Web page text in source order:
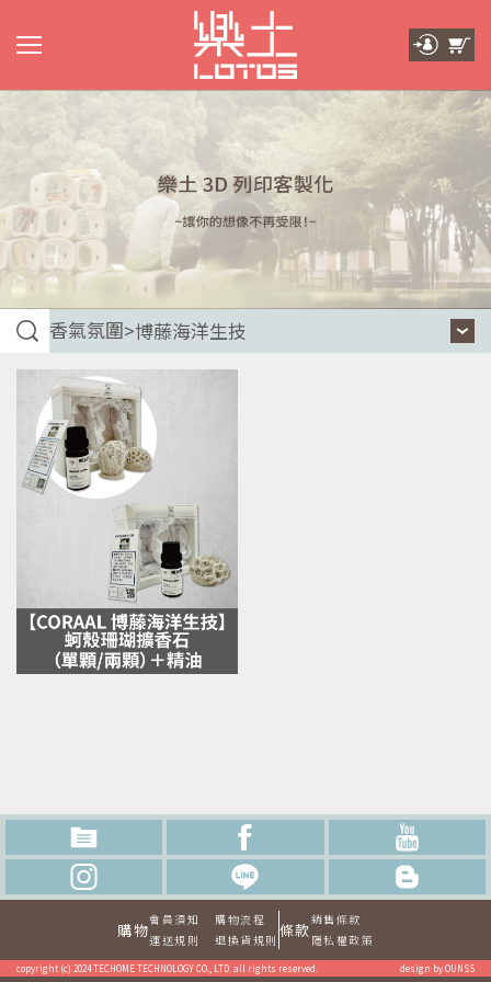
香氣氛圍>博藤海洋生技
博藤海洋生技
購物會員須知
購物流程
運送規則
退換貨規則 條款銷售條款
隱私權政策
copyright (c) 2024 TECHOME TECHNOLOGY CO., LTD. all rights reserved. design by OUNSS